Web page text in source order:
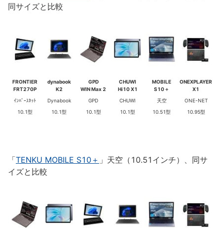
同サイズと比較
FRONTIER
FRT270P
ｲﾝﾊﾞｰｽﾈｯﾄ
10.1型
dynabook
K2
Dynabook
10.1型
GPD
WIN Max 2
GPD
10.1型
CHUWI
Hi10 X1
CHUWI
10.1型
MOBILE
S10＋
天空
10.51型
ONEXPLAYER
X1
ONE-NET
10.95型
「TENKU MOBILE S10＋ 」天空（10.51インチ）、同サ
イズと比較